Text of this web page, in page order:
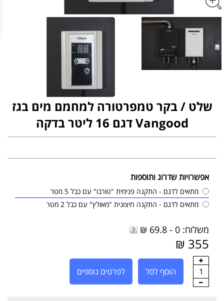
שלט / בקר טמפרטורה למחמם מים בגז
Vangood דגם 16 ליטר בדקה
אפשרויות שדרוג ותוספות
מתאים לדגם - התקנה פנימית "טורבו" עם כבל 5 מטר
מתאים לדגם - התקנה חיצונית "מאולץ" עם כבל 2 מטר
משלוח: 0 - 69.8 ₪
355 ₪
1 הוסף לסל לפרטים נוספים